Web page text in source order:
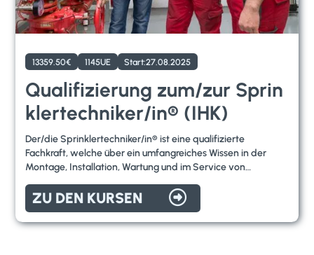
13359.50€ 1145UE Start:27.08.2025
Qualifizierung zum/zur Sprin
klertechniker/in® (IHK)
Der/die Sprinklertechniker/in® ist eine qualifizierte
Fachkraft, welche über ein umfangreiches Wissen in der
Montage, Installation, Wartung und im Service von
erfolgreichem Abschluss und 100% Förderung über BGS,
bietet die Qualifizierung zum/zur Sprinklertechniker/in® den
perfekten Einstieg in die Brandschutztechnik-Branche.
ZU DEN KURSEN 